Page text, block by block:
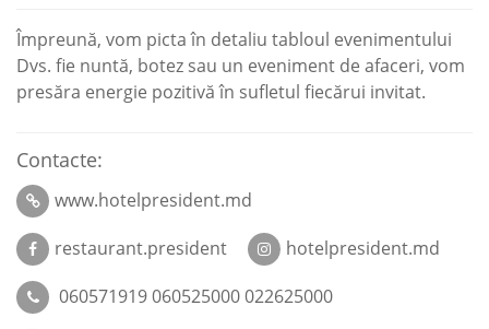
Împreună, vom picta în detaliu tabloul evenimentului
Dvs. fie nuntă, botez sau un eveniment de afaceri, vom
presăra energie pozitivă în sufletul fiecărui invitat.
Contacte:
www.hotelpresident.md
restaurant.president
hotelpresident.md
060571919 060525000 022625000